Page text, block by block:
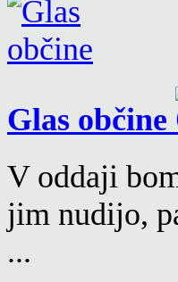
Glas občine
V oddaji
jim nudijo,
...